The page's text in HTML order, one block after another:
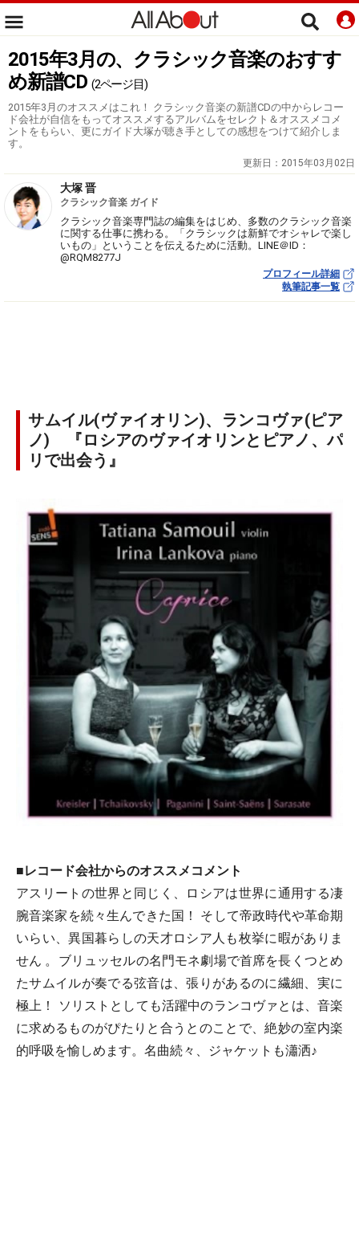
2015年3月の、クラシック音楽のおすす
め新譜CD (2ページ目)
2015年3月のオススメはこれ！ クラシック音楽の新譜CDの中からレコー
ド会社が自信をもってオススメするアルバムをセレクト＆オススメコメ
ントをもらい、更にガイド大塚が聴き手としての感想をつけて紹介しま
す。
更新日： 2015年03月02日
大塚 晋
クラシック音楽 ガイド
クラシック音楽専門誌の編集をはじめ、多数のクラシック音楽
に関する仕事に携わる。「クラシックは新鮮でオシャレで楽し
いもの」ということを伝えるために活動。LINE＠ID：
@RQM8277J
プロフィール詳細
執筆記事一覧
サムイル(ヴァイオリン)、ランコヴァ(ピア
ノ) 『ロシアのヴァイオリンとピアノ、パ
リで出会う』
■レコード会社からのオススメコメント
アスリートの世界と同じく、ロシアは世界に通用する凄
腕音楽家を続々生んできた国！ そして帝政時代や革命期
いらい、異国暮らしの天才ロシア人も枚挙に暇がありま
せん 。ブリュッセルの名門モネ劇場で首席を長くつとめ
たサムイルが奏でる弦音は、張りがあるのに繊細、実に
極上！ ソリストとしても活躍中のランコヴァとは、音楽
に求めるものがぴたりと合うとのことで、絶妙の室内楽
的呼吸を愉しめます。名曲続々、ジャケットも瀟洒♪